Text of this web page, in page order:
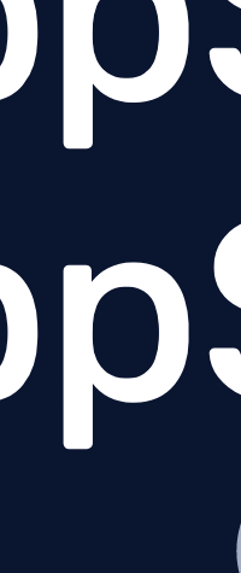
terme
de requête